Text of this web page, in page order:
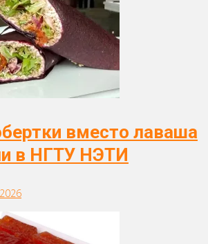
вместо лаваша
в НГТУ НЭТИ